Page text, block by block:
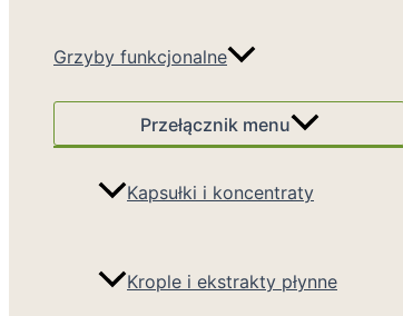
Grzyby funkcjonalne
Przełącznik menu
Kapsułki i koncentraty
Krople i ekstrakty płynne